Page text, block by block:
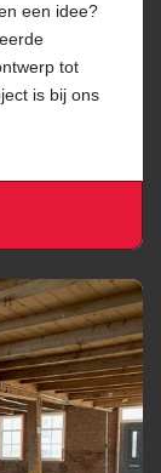
een idee?
tot
is bij ons